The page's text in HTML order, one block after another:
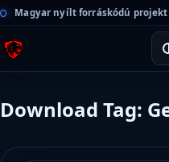
Magyar nyílt forráskódú
Download Tag: